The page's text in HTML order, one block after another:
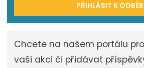
PŘIHLÁSIT K
Chcete na našem portálu
vaši akci či přidávat